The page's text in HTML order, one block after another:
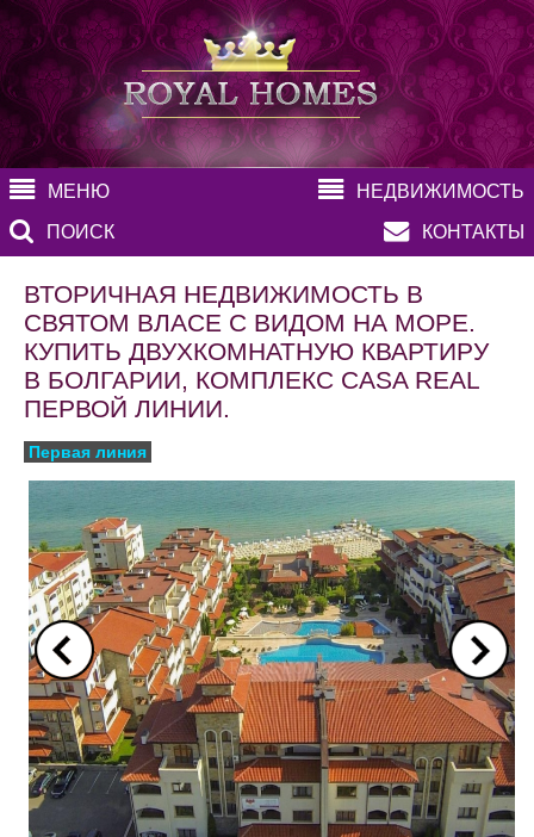
МЕНЮ
НЕДВИЖИМОСТЬ
ПОИСК
КОНТАКТЫ
ВТОРИЧНАЯ НЕДВИЖИМОСТЬ В
СВЯТОМ ВЛАСЕ С ВИДОМ НА МОРЕ.
КУПИТЬ ДВУХКОМНАТНУЮ КВАРТИРУ
В БОЛГАРИИ, КОМПЛЕКС CASA REAL
ПЕРВОЙ ЛИНИИ.
Первая линия